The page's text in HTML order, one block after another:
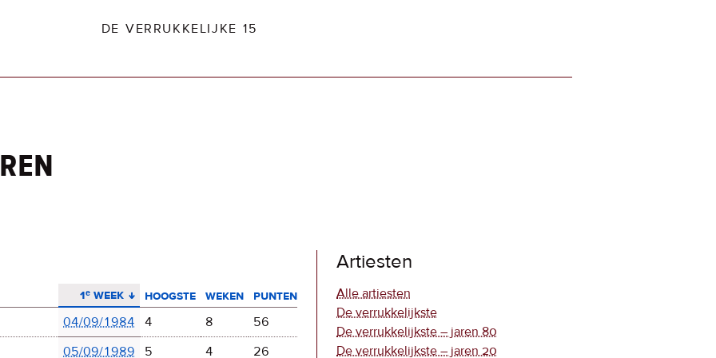
DE VERRUKKELIJKE 15
1ᵉ week
aflopend sorteren hoogste weken
punten
04/09/1984 4 8
56
05/09/1989 5 4 26
Artiesten
Alle artiesten
De verrukkelijkste
De verrukkelijkste – jaren 80
De verrukkelijkste – jaren 20